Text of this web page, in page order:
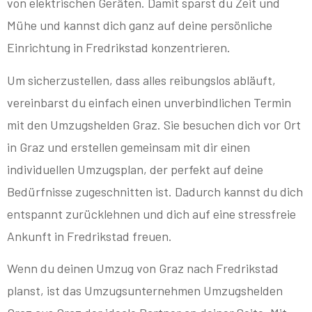
Mühe und kannst dich ganz auf deine persönliche
Einrichtung in Fredrikstad konzentrieren.
Um sicherzustellen, dass alles reibungslos abläuft,
vereinbarst du einfach einen unverbindlichen Termin
mit den Umzugshelden Graz. Sie besuchen dich vor Ort
in Graz und erstellen gemeinsam mit dir einen
individuellen Umzugsplan, der perfekt auf deine
Bedürfnisse zugeschnitten ist. Dadurch kannst du dich
entspannt zurücklehnen und dich auf eine stressfreie
Ankunft in Fredrikstad freuen.
Wenn du deinen Umzug von Graz nach Fredrikstad
planst, ist das Umzugsunternehmen Umzugshelden